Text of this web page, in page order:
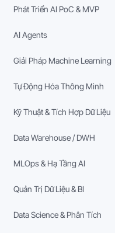
Phát Triển AI PoC & MVP
AI Agents
Giải Pháp Machine Learning
Tự Động Hóa Thông Minh
Kỹ Thuật & Tích Hợp Dữ Liệu
Data Warehouse / DWH
MLOps & Hạ Tầng AI
Quản Trị Dữ Liệu & BI
Data Science & Phân Tích